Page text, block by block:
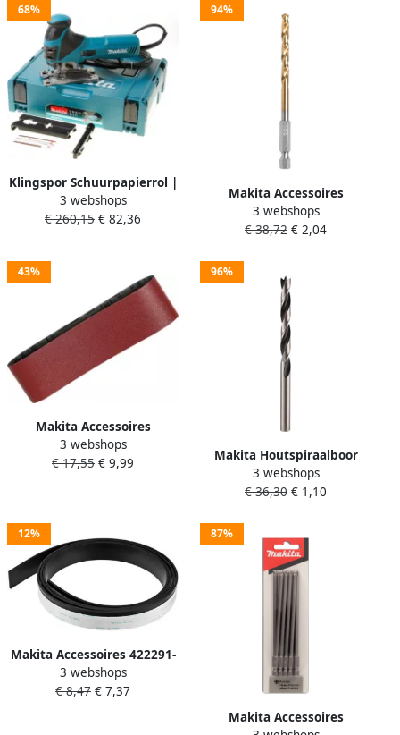
68%
Klingspor Schuurpapierrol |
50 mm korreling 240 | voor
metaal | korund | 1 stuk
3 webshops
€ 260,15 € 82,36
94%
Makita Accessoires
Metaalboor HSS-tin 13
0x150mm D-15855
3 webshops
€ 38,72 € 2,04
43%
Makita Accessoires
Schuurband K120 76x610
Red P-37356
3 webshops
€ 17,55 € 9,99
96%
Makita Houtspiraalboor
Lengte 160mm Nuttige
lengte 100mm Diameter
3 webshops
€ 36,30 € 1,10
12%
Makita Accessoires 422291-
7 | Inzaagstrip | 1500mm |
422291-7
3 webshops
€ 8,47 € 7,37
87%
Makita Accessoires